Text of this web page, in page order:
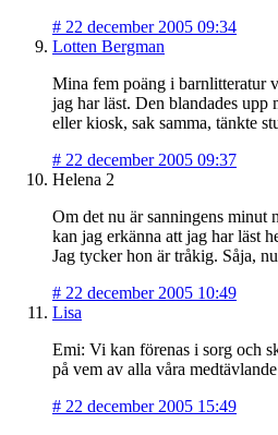
# 22 december 2005 09:34
Lotten Bergman
Mina fem poäng i barnlitteratur
jag har läst. Den blandades
eller kiosk, sak samma, tänkte
# 22 december 2005 09:37
Helena 2
Om det nu är sanningens minut
kan jag erkänna att jag har läst
Jag tycker hon är tråkig. Såja,
# 22 december 2005 10:49
Lisa
Emi: Vi kan förenas i sorg och
på vem av alla våra
# 22 december 2005 15:49